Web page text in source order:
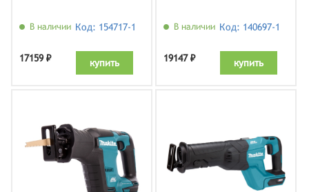
В наличии Код: 154717-1
17159 ₽ купить
В наличии Код: 140697-1
19147 ₽ купить